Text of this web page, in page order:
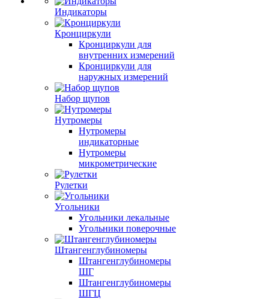
Индикаторы
Кронциркули
Кронциркули для
внутренних измерений
Кронциркули для
наружных измерений
Набор щупов
Нутромеры
Нутромеры
индикаторные
Нутромеры
микрометрические
Рулетки
Угольники
Угольники лекальные
Угольники поверочные
Штангенглубиномеры
Штангенглубиномеры
ШГ
Штангенглубиномеры
ШГЦ